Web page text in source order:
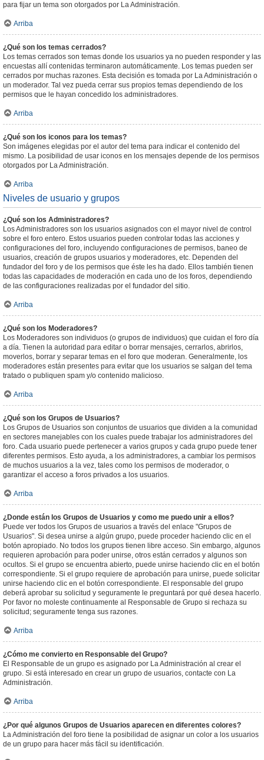
para fijar un tema son otorgados por La Administración.
Arriba
¿Qué son los temas cerrados?
Los temas cerrados son temas donde los usuarios ya no pueden responder y las
encuestas allí contenidas terminaron automáticamente. Los temas pueden ser
cerrados por muchas razones. Esta decisión es tomada por La Administración o
un moderador. Tal vez pueda cerrar sus propios temas dependiendo de los
permisos que le hayan concedido los administradores.
Arriba
¿Qué son los iconos para los temas?
Son imágenes elegidas por el autor del tema para indicar el contenido del
mismo. La posibilidad de usar iconos en los mensajes depende de los permisos
otorgados por La Administración.
Arriba
Niveles de usuario y grupos
¿Qué son los Administradores?
Los Administradores son los usuarios asignados con el mayor nivel de control
sobre el foro entero. Estos usuarios pueden controlar todas las acciones y
configuraciones del foro, incluyendo configuraciones de permisos, baneo de
usuarios, creación de grupos usuarios y moderadores, etc. Dependen del
fundador del foro y de los permisos que éste les ha dado. Ellos también tienen
todas las capacidades de moderación en cada uno de los foros, dependiendo
de las configuraciones realizadas por el fundador del sitio.
Arriba
¿Qué son los Moderadores?
Los Moderadores son individuos (o grupos de individuos) que cuidan el foro día
a día. Tienen la autoridad para editar o borrar mensajes, cerrarlos, abrirlos,
moverlos, borrar y separar temas en el foro que moderan. Generalmente, los
moderadores están presentes para evitar que los usuarios se salgan del tema
tratado o publiquen spam y/o contenido malicioso.
Arriba
¿Qué son los Grupos de Usuarios?
Los Grupos de Usuarios son conjuntos de usuarios que dividen a la comunidad
en sectores manejables con los cuales puede trabajar los administradores del
foro. Cada usuario puede pertenecer a varios grupos y cada grupo puede tener
diferentes permisos. Esto ayuda, a los administradores, a cambiar los permisos
de muchos usuarios a la vez, tales como los permisos de moderador, o
garantizar el acceso a foros privados a los usuarios.
Arriba
¿Donde están los Grupos de Usuarios y como me puedo unir a ellos?
Puede ver todos los Grupos de usuarios a través del enlace "Grupos de
Usuarios". Si desea unirse a algún grupo, puede proceder haciendo clic en el
botón apropiado. No todos los grupos tienen libre acceso. Sin embargo, algunos
requieren aprobación para poder unirse, otros están cerrados y algunos son
ocultos. Si el grupo se encuentra abierto, puede unirse haciendo clic en el botón
correspondiente. Si el grupo requiere de aprobación para unirse, puede solicitar
unirse haciendo clic en el botón correspondiente. El responsable del grupo
deberá aprobar su solicitud y seguramente le preguntará por qué desea hacerlo.
Por favor no moleste continuamente al Responsable de Grupo si rechaza su
solicitud; seguramente tenga sus razones.
Arriba
¿Cómo me convierto en Responsable del Grupo?
El Responsable de un grupo es asignado por La Administración al crear el
grupo. Si está interesado en crear un grupo de usuarios, contacte con La
Administración.
Arriba
¿Por qué algunos Grupos de Usuarios aparecen en diferentes colores?
La Administración del foro tiene la posibilidad de asignar un color a los usuarios
de un grupo para hacer más fácil su identificación.